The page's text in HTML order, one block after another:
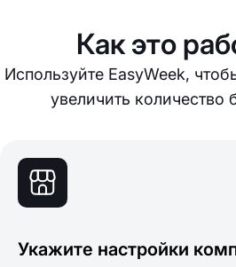
Как это
Используйте EasyWeek,
увеличить количество
Укажите настройки